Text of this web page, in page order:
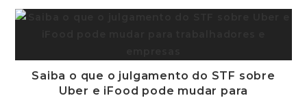
Saiba o que o julgamento do STF sobre
Uber e iFood pode mudar para